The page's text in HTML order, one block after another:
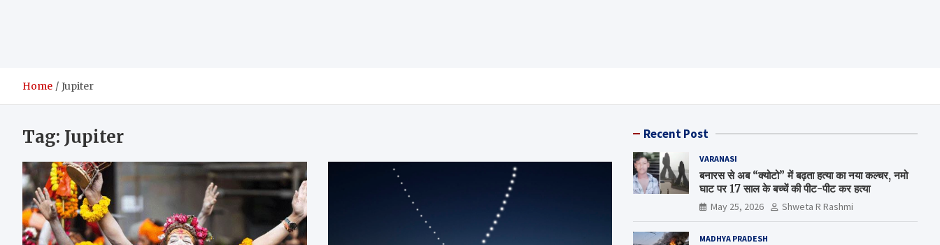
Home Jupiter
Tag: Jupiter Recent Post
VARANASI
बनारस से अब “क्योटो” में बढ़ता हत्या का नया कल्चर, नमो
घाट पर 17 साल के बच्चें की पीट-पीट कर हत्या
May 25, 2026 Shweta R Rashmi
MADHYA PRADESH